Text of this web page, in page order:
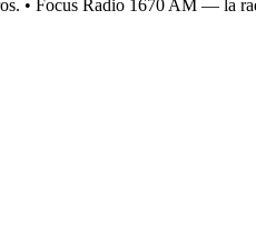
• Focus Radio 1670 AM — la radio